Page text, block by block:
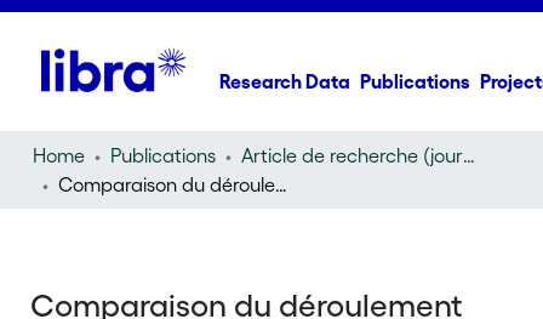
Research Data Publications
Home Publications
Article de recherche (journal article)
Comparaison du déroulement des enquêtes PSM et SILC (2004-2005) : l’exemple de la gestion des interviews
Comparaison du déroulement